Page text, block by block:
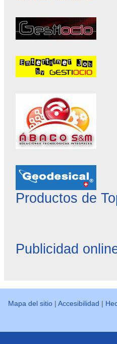
Productos de
Publicidad
Mapa del sitio |Accesibilidad |